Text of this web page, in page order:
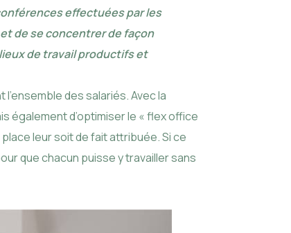
effectuées par les
de se concentrer de façon
de travail productifs et
des salariés. Avec la
également d’optimiser le « flex office
leur soit de fait attribuée. Si ce
que chacun puisse y travailler sans